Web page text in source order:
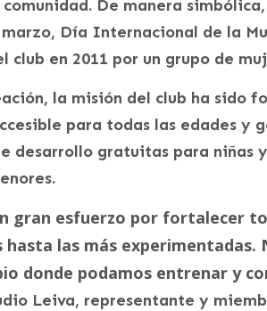
De manera
marzo, Día Internacional de la
club en 2011 por un grupo de
la misión del club ha sido
para todas las edades y
desarrollo gratuitas para niñas
gran esfuerzo por fortalecer
hasta las más
donde podamos entrenar y
Leiva, representante y